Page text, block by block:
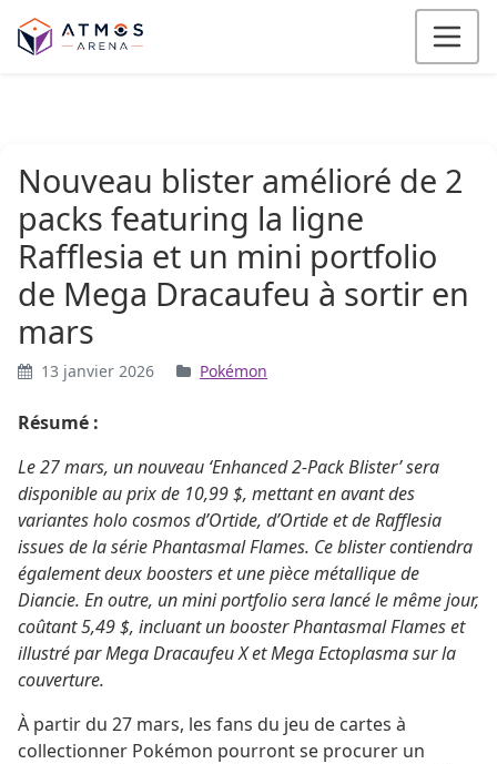
Aller au contenu
Nouveau blister amélioré de 2
packs featuring la ligne
Rafflesia et un mini portfolio
de Mega Dracaufeu à sortir en
mars
13 janvier 2026 Pokémon
Résumé :
Le 27 mars, un nouveau ‘Enhanced 2-Pack Blister’ sera
disponible au prix de 10,99 $, mettant en avant des
variantes holo cosmos d’Ortide, d’Ortide et de Rafflesia
issues de la série Phantasmal Flames. Ce blister contiendra
également deux boosters et une pièce métallique de
Diancie. En outre, un mini portfolio sera lancé le même jour,
coûtant 5,49 $, incluant un booster Phantasmal Flames et
illustré par Mega Dracaufeu X et Mega Ectoplasma sur la
couverture.
À partir du 27 mars, les fans du jeu de cartes à
collectionner Pokémon pourront se procurer un